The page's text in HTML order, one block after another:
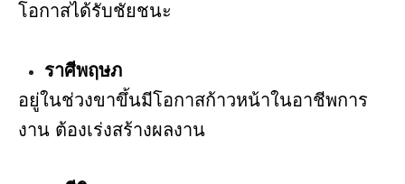
โอกาสได้รับชัยชนะ
ราศีพฤษภ
อยู่ในช่วงขาขึ้นมีโอกาสก้าวหน้าในอาชีพการ
งาน ต้องเร่งสร้างผลงาน